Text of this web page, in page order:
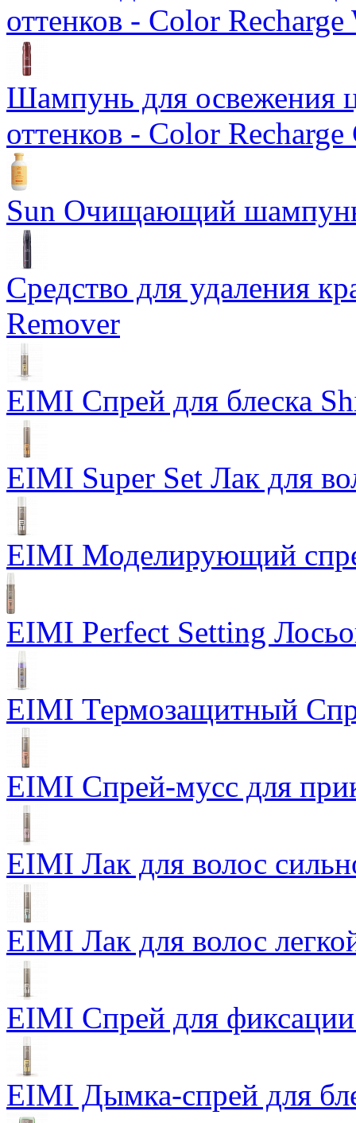
оттенков - Color
Шампунь для освежения
оттенков - Color
Sun Очищающий
Средство для удаления
Remover
EIMI Спрей для блеска
EIMI Super Set Лак для
EIMI Моделирующий
EIMI Perfect Setting
EIMI Термозащитный
EIMI Спрей-мусс для
EIMI Лак для волос
EIMI Лак для волос
EIMI Спрей для
EIMI Дымка-спрей для